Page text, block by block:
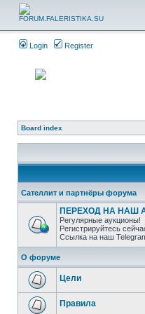
Login Register
Board index
Сателлит и партнёры форума
ПЕРЕХОД НА НАШ
Регулярные аукционы!
Регистрируйтесь
Ссылка на наш
О форуме
Цели
Правила